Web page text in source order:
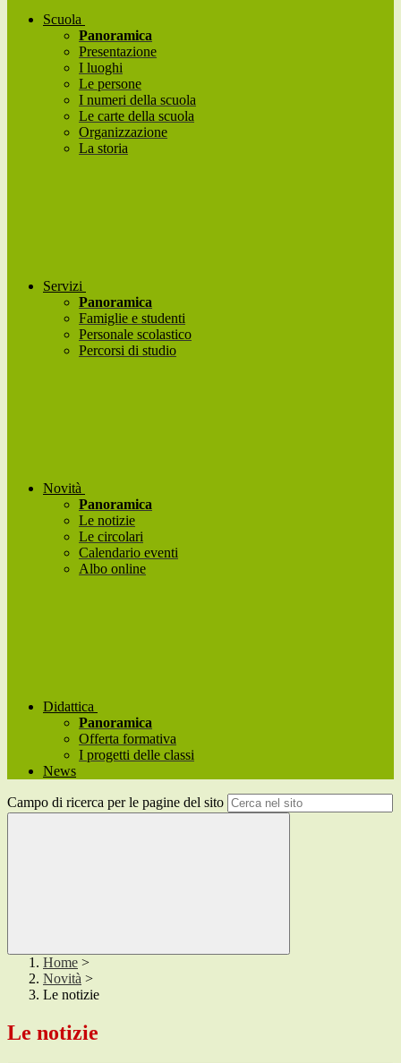
Scuola
Panoramica
Presentazione
I luoghi
Le persone
I numeri della scuola
Le carte della scuola
Organizzazione
La storia
Servizi
Panoramica
Famiglie e studenti
Personale scolastico
Percorsi di studio
Novità
Panoramica
Le notizie
Le circolari
Calendario eventi
Albo online
Didattica
Panoramica
Offerta formativa
I progetti delle classi
News
Campo di ricerca per le pagine del sito
Home >
Novità >
Le notizie
Le notizie